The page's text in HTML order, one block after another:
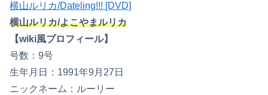
横山ルリカ/Dateling!!! [DVD]
横山ルリカ/よこやまルリカ
【wiki風プロフィール】
号数：9号
生年月日：1991年9月27日
ニックネーム：ルーリー